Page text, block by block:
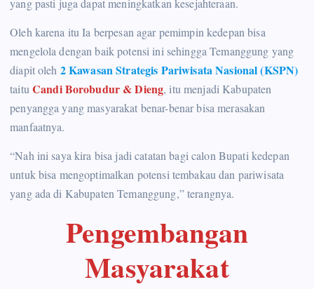
Oleh karena itu Ia berpesan agar pemimpin kedepan bisa
mengelola dengan baik potensi ini sehingga Temanggung yang
diapit oleh 2 Kawasan Strategis Pariwisata Nasional (KSPN)
taitu Candi Borobudur & Dieng, itu menjadi Kabupaten
penyangga yang masyarakat benar-benar bisa merasakan
manfaatnya.
“Nah ini saya kira bisa jadi catatan bagi calon Bupati kedepan
untuk bisa mengoptimalkan potensi tembakau dan pariwisata
yang ada di Kabupaten Temanggung,” terangnya.
Pengembangan
Masyarakat